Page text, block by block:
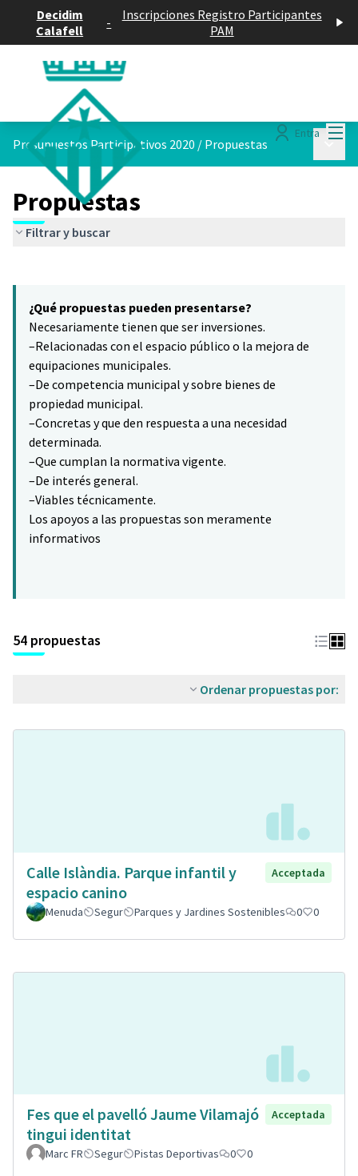
Decidim
Calafell
-
Inscripciones Registro Participantes
PAM
Entra
Presupuestos Participativos 2020 / Propuestas
Propuestas
Filtrar y buscar
−
¿Qué propuestas pueden presentarse?
Necesariamente tienen que ser inversiones.
–Relacionadas con el espacio público o la mejora de
equipaciones municipales.
–De competencia municipal y sobre bienes de
propiedad municipal.
–Concretas y que den respuesta a una necesidad
determinada.
–Que cumplan la normativa vigente.
–De interés general.
–Viables técnicamente.
Los apoyos a las propuestas son meramente
informativos
54 propuestas
Ordenar propuestas por:
Calle Islàndia. Parque infantil y
espacio canino
Acceptada
Menuda Segur Parques y Jardines Sostenibles 0 0
Fes que el pavelló Jaume Vilamajó
tingui identitat
Acceptada
Marc FR Segur Pistas Deportivas 0 0